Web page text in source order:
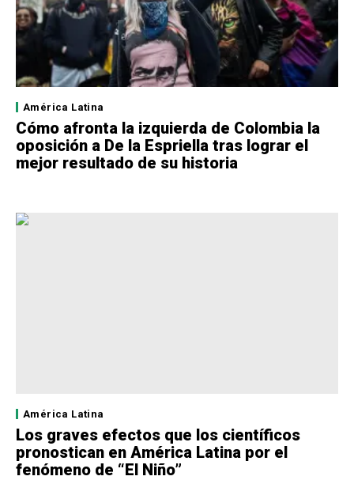
América Latina
Cómo afronta la izquierda de Colombia la
oposición a De la Espriella tras lograr el
mejor resultado de su historia
América Latina
Los graves efectos que los científicos
pronostican en América Latina por el
fenómeno de “El Niño”